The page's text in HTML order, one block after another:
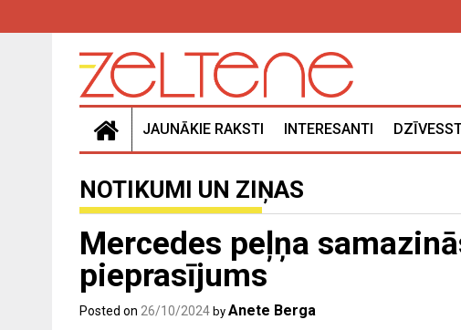
JAUNĀKIE RAKSTI INTERESANTI
NOTIKUMI UN ZIŅAS
Mercedes peļņa
pieprasījums
Posted on 26/10/2024 by Anete Berga